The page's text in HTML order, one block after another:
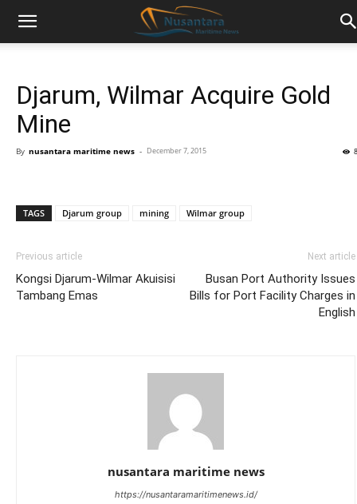
Djarum, Wilmar Acquire Gold
Mine
By nusantara maritime news - December 7, 2015
TAGS Djarum group mining Wilmar group
Previous article
Kongsi Djarum-Wilmar Akuisisi
Tambang Emas
Next article
Busan Port Authority Issues
Bills for Port Facility Charges in
English
nusantara maritime news
https://nusantaramaritimenews.id/